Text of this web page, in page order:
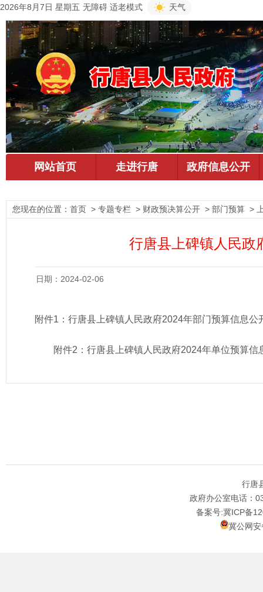
2026年8月7日 星期五 无障碍 适老模式 天气
您现在的位置： 首页 > 专题专栏 > 财政预决算公开 > 部门预算 >
行唐县上碑镇人民政
日期：2024-02-06
附件1： 行唐县上碑镇人民政府2024年部门预算信息公
附件2： 行唐县上碑镇人民政府2024年单位预算信